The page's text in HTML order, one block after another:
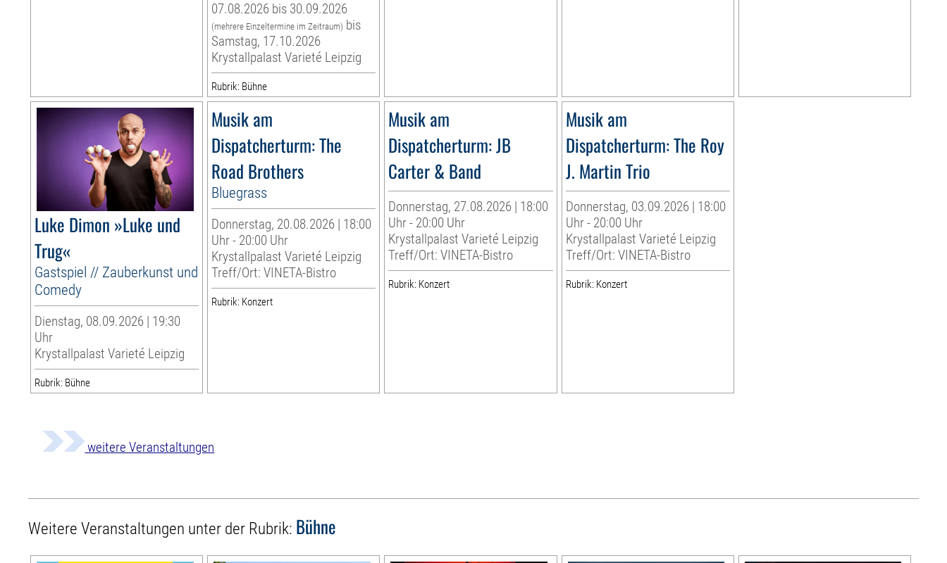
07.08.2026 bis 30.09.2026
(mehrere Einzeltermine im Zeitraum) bis
Samstag, 17.10.2026
Krystallpalast Varieté Leipzig
Rubrik: Bühne
Luke Dimon »Luke und
Trug«
Gastspiel // Zauberkunst und
Comedy
Dienstag, 08.09.2026 | 19:30
Uhr
Krystallpalast Varieté Leipzig
Rubrik: Bühne
Musik am
Dispatcherturm: The
Road Brothers
Bluegrass
Donnerstag, 20.08.2026 | 18:00
Uhr - 20:00 Uhr
Krystallpalast Varieté Leipzig
Treff/Ort: VINETA-Bistro
Rubrik: Konzert
Musik am
Dispatcherturm: JB
Carter & Band
Donnerstag, 27.08.2026 | 18:00
Uhr - 20:00 Uhr
Krystallpalast Varieté Leipzig
Treff/Ort: VINETA-Bistro
Rubrik: Konzert
Musik am
Dispatcherturm: The Roy
J. Martin Trio
Donnerstag, 03.09.2026 | 18:00
Uhr - 20:00 Uhr
Krystallpalast Varieté Leipzig
Treff/Ort: VINETA-Bistro
Rubrik: Konzert
weitere Veranstaltungen
Weitere Veranstaltungen unter der Rubrik: Bühne